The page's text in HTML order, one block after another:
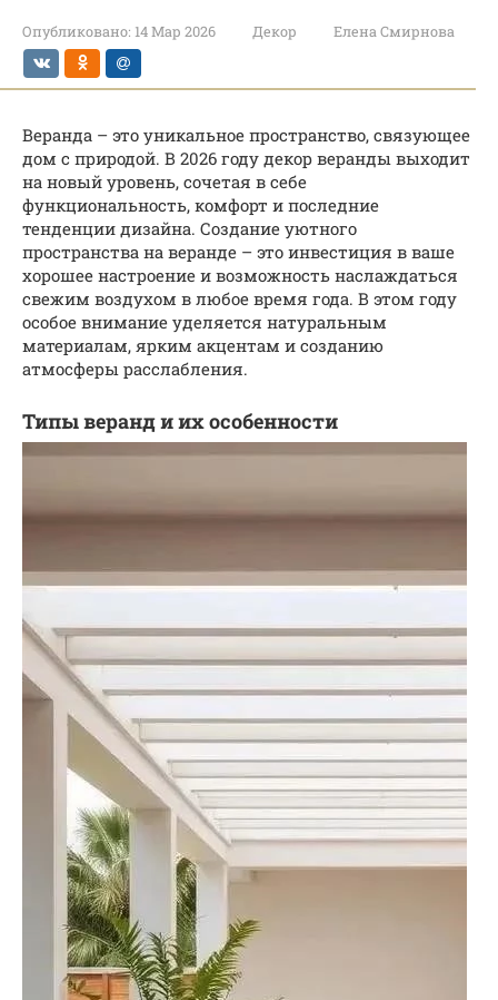
Опубликовано: 14 Мар 2026 Декор Елена Смирнова
Веранда – это уникальное пространство, связующее
дом с природой. В 2026 году декор веранды выходит
на новый уровень, сочетая в себе
функциональность, комфорт и последние
тенденции дизайна. Создание уютного
пространства на веранде – это инвестиция в ваше
хорошее настроение и возможность наслаждаться
свежим воздухом в любое время года. В этом году
особое внимание уделяется натуральным
материалам, ярким акцентам и созданию
атмосферы расслабления.
Типы веранд и их особенности